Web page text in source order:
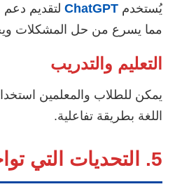
يُستخدم ChatGPT لتقديم دعم
مما يسرع من حل المشكلات
التعليم والتدريب
يمكن للطلاب والمعلمين
اللغة بطريقة تفاعلية.
5. التحديات التي تواجه